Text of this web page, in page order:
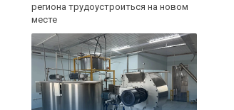
региона трудоустроиться на новом
месте